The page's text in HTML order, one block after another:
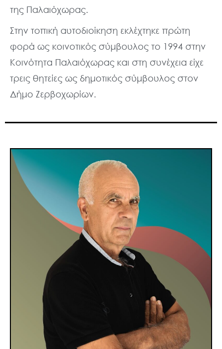
της Παλαιόχωρας.
Στην τοπική αυτοδιοίκηση εκλέχτηκε πρώτη
φορά ως κοινοτικός σύμβουλος το 1994 στην
Κοινότητα Παλαιόχωρας και στη συνέχεια είχε
τρεις θητείες ως δημοτικός σύμβουλος στον
Δήμο Ζερβοχωρίων.